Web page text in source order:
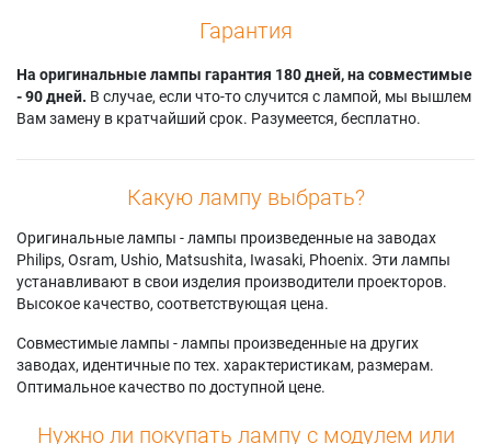
Гарантия
На оригинальные лампы гарантия 180 дней, на совместимые
- 90 дней. В случае, если что-то случится с лампой, мы вышлем
Вам замену в кратчайший срок. Разумеется, бесплатно.
Какую лампу выбрать?
Оригинальные лампы - лампы произведенные на заводах
Philips, Osram, Ushio, Matsushita, Iwasaki, Phoenix. Эти лампы
устанавливают в свои изделия производители проекторов.
Высокое качество, соответствующая цена.
Совместимые лампы - лампы произведенные на других
заводах, идентичные по тех. характеристикам, размерам.
Оптимальное качество по доступной цене.
Нужно ли покупать лампу с модулем или